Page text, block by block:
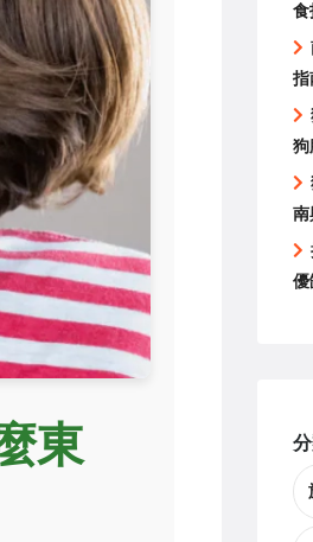
東
食
指
狗
南
優